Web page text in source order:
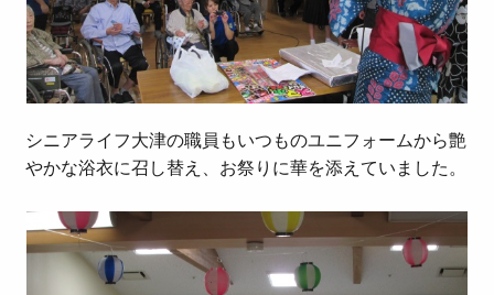
シニアライフ大津の職員もいつものユニフォームから艶
やかな浴衣に召し替え、お祭りに華を添えていました。